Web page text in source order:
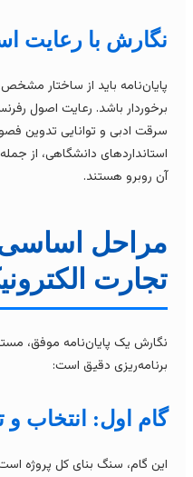
با رعایت
باید از ساختار مشخص،
ادبی و توانایی تدوین فصول
دانشگاهی، از جمله
روبرو هستند.
اساسی
الکترونیک
یک پایان‌نامه موفق،
دقیق است:
اول: انتخاب و
گام، سنگ بنای کل پروژه است.